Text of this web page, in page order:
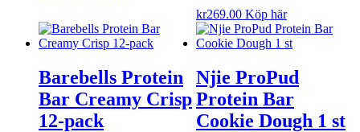
kr269.00 Köp här
Barebells Protein
Bar Creamy Crisp
12-pack
Njie ProPud
Protein Bar
Cookie Dough 1 st